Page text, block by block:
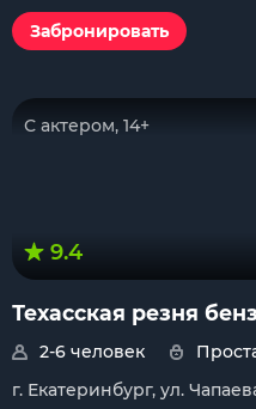
Забронировать
С актером, 14+
9.4
Техасская резня
2-6 человек
г. Екатеринбург, ул.